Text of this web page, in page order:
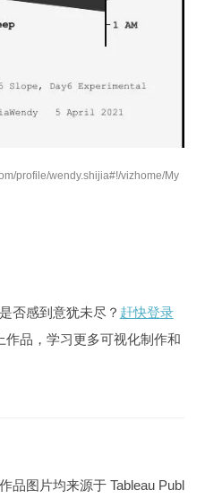
profile/wendy.shijia#!/vizhome/My
否感到意犹未尽？ 赶快登录
作品，学习更多可视化制作和
品图片均来源于 Tableau Publ